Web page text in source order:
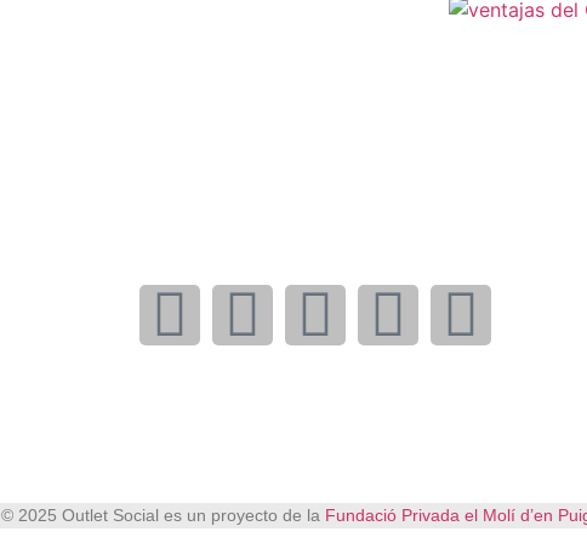
© 2025 Outlet Social es un proyecto de la Fundació Privada el Molí d’en